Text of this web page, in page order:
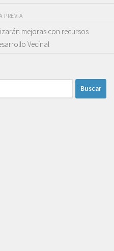
PREVIA
mejoras con recursos
Vecinal